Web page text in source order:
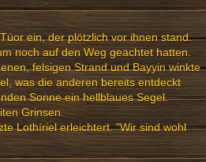
ein, der plötzlich vor ihnen stand.
noch auf den Weg geachtet hatten.
felsigen Strand und Bayyin winkte
was die anderen bereits entdeckt
Sonne ein hellblaues Segel.
Grinsen.
Lothíriel erleichtert. "Wir sind wohl